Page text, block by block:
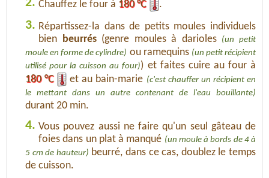
2. Chauffez le four à 180 °C .
3. Répartissez-la dans de petits moules individuels
bien
beurrés(genre moules à darioles (un petit
moule en forme de cylindre) ou ramequins (un petit récipient
utilisé pour la cuisson au four)) et faites cuire au four à
180 °C
et au bain-marie (c'est chauffer un récipient en
le mettant dans un autre contenant de l'eau bouillante)
durant 20 min.
4. Vous pouvez aussi ne faire qu'un seul gâteau de
foies dans un plat à manqué (un moule à bords de 4 à
5 cm de hauteur) beurré, dans ce cas, doublez le temps
de cuisson.